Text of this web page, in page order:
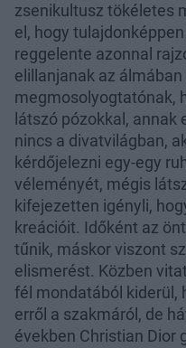
zsenikultusz tökéletes
el, hogy
reggelente azonnal
elillanjanak az
megmosolyogtatónak,
látszó pózokkal, annak
nincs a divatvilágban,
kérdőjelezni egy-egy
véleményét, mégis
kifejezetten igényli,
kreációit. Időként az
tűnik, máskor viszont
elismerést. Közben
fél mondatából kiderül,
erről a szakmáról, de
években Christian Dior